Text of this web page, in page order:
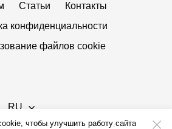
Статьи
Контакты
конфиденциальности
файлов cookie
RU
чтобы улучшить работу сайта